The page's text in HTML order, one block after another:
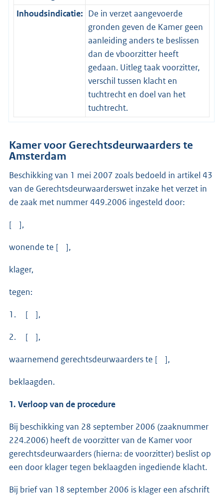
Inhoudsindicatie: De in verzet aangevoerde
gronden geven de Kamer geen
aanleiding anders te beslissen
dan de vboorzitter heeft
gedaan. Uitleg taak voorzitter,
verschil tussen klacht en
tuchtrecht en doel van het
tuchtrecht.
Kamer voor Gerechtsdeurwaarders te
Amsterdam
Beschikking van 1 mei 2007 zoals bedoeld in artikel 43
van de Gerechtsdeurwaarderswet inzake het verzet in
de zaak met nummer 449.2006 ingesteld door:
[ ],
wonende te [ ],
klager,
tegen:
1. [ ],
2. [ ],
waarnemend gerechtsdeurwaarders te [ ],
beklaagden.
1. Verloop van de procedure
Bij beschikking van 28 september 2006 (zaaknummer
224.2006) heeft de voorzitter van de Kamer voor
gerechtsdeurwaarders (hierna: de voorzitter) beslist op
een door klager tegen beklaagden ingediende klacht.
Bij brief van 18 september 2006 is klager een afschrift